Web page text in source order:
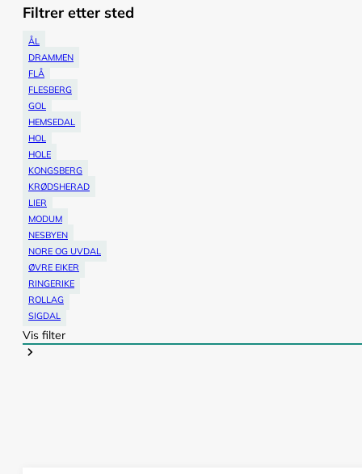
Filtrer etter sted
ÅL
DRAMMEN
FLÅ
FLESBERG
GOL
HEMSEDAL
HOL
HOLE
KONGSBERG
KRØDSHERAD
LIER
MODUM
NESBYEN
NORE OG UVDAL
ØVRE EIKER
RINGERIKE
ROLLAG
SIGDAL
Vis filter